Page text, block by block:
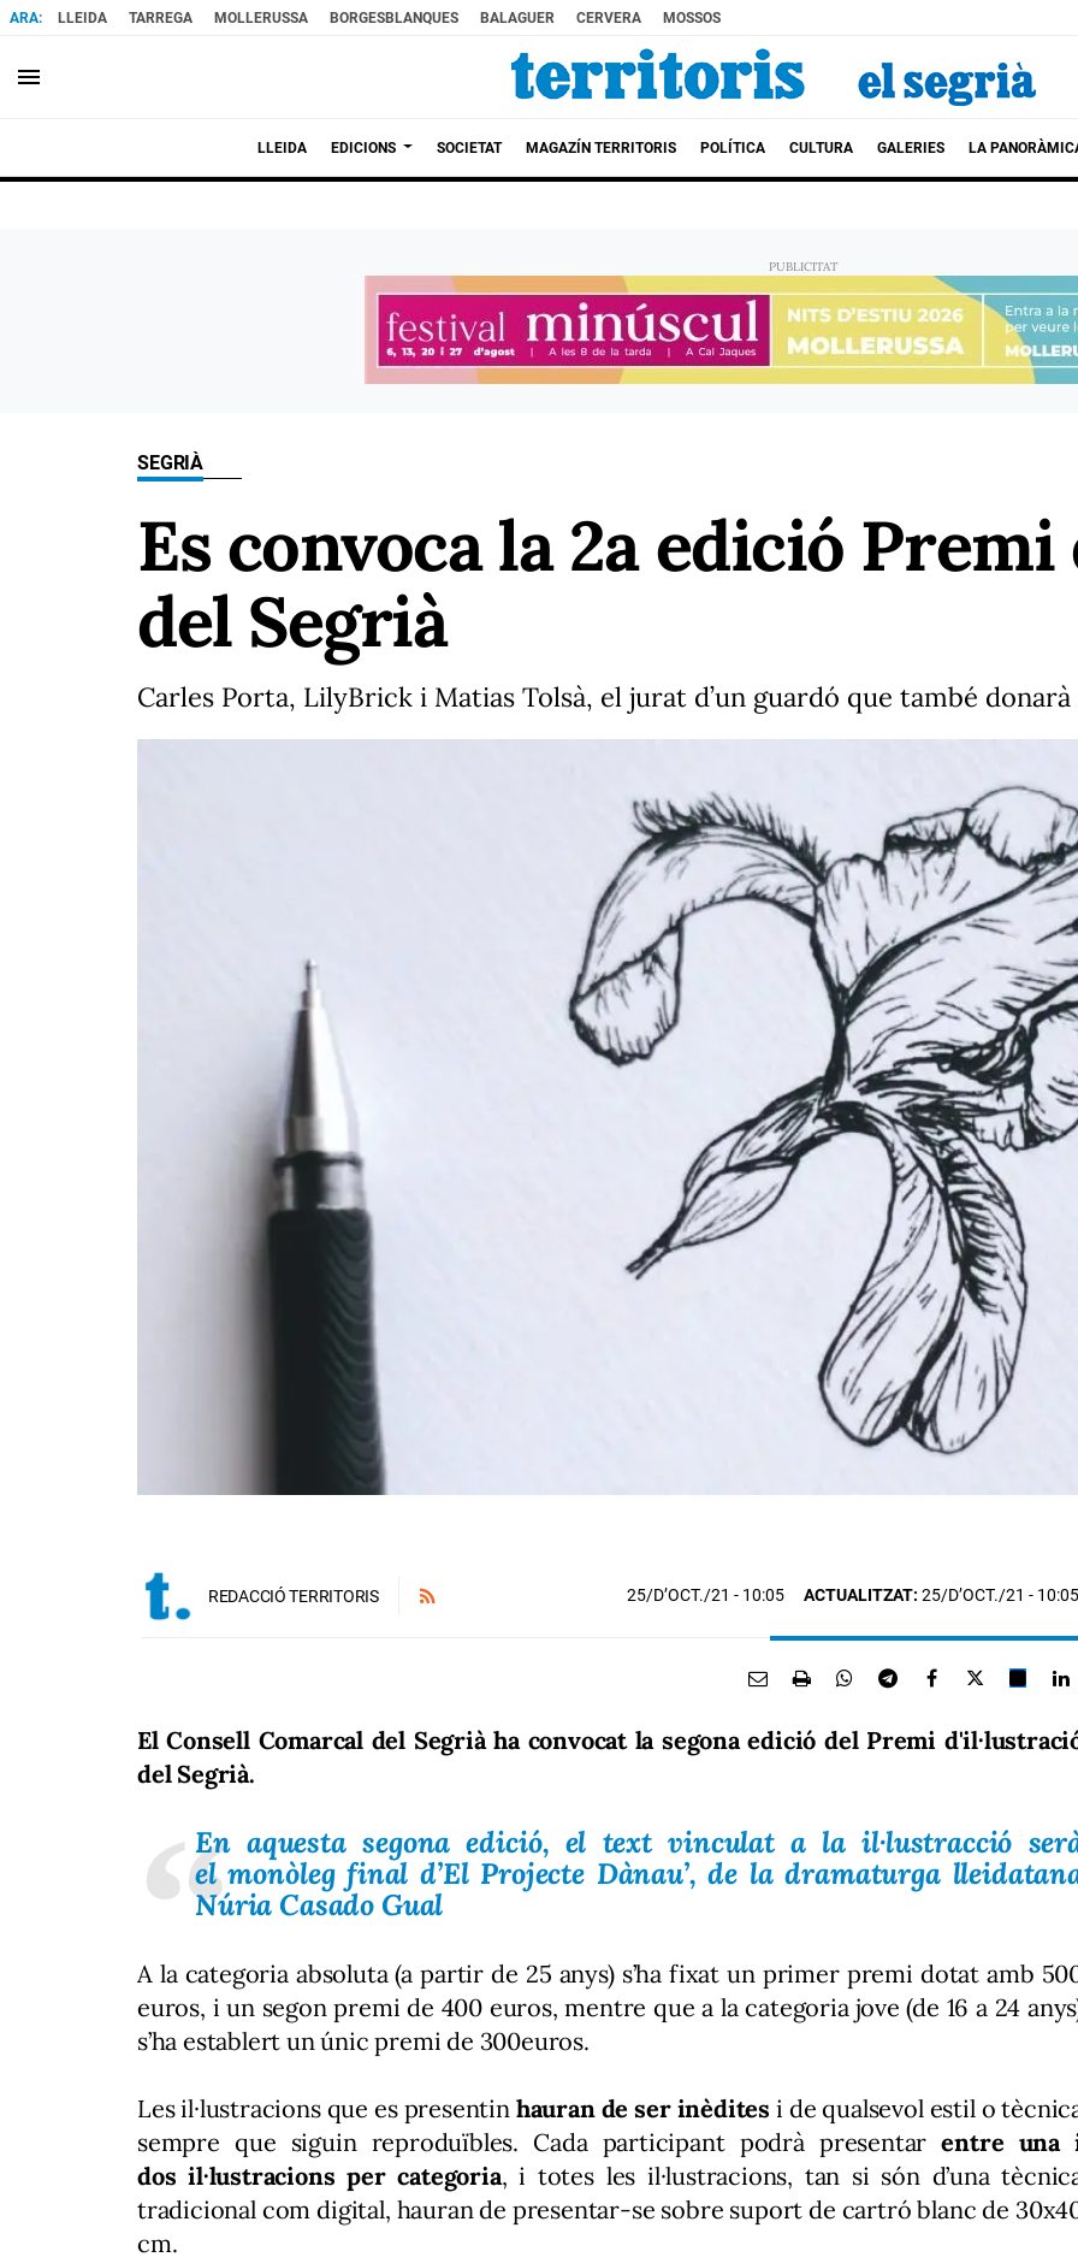
LLEIDA TARREGA MOLLERUSSA BORGESBLANQUES BALAGUER CERVERA MOSSOS
menu
LLEIDA EDICIONS SOCIETAT MAGAZÍN TERRITORIS POLÍTICA CULTURA GALERIES LA
SEGRIÀ
Es convoca la 2a edició
del Segrià
Carles Porta, LilyBrick i Matias Tolsà, el jurat d’un guardó que també
REDACCIÓ TERRITORIS 25/D’OCT./21 - 10:05 ACTUALITZAT: 25/D’OCT./21 - 10:05
El Consell Comarcal del Segrià ha convocat la segona edició del Premi
del Segrià.
En aquesta segona edició, el text vinculat a la il·lustracció
el monòleg final d’El Projecte Dànau’, de la dramaturga
Núria Casado Gual
A la categoria absoluta (a partir de 25 anys) s’ha fixat un primer premi dotat amb
euros, i un segon premi de 400 euros, mentre que a la categoria jove (de 16 a 24
s’ha establert un únic premi de 300euros.
Les il·lustracions que es presentin hauran de ser inèdites i de qualsevol estil o
sempre que siguin reproduïbles. Cada participant podrà presentarentre una
dos il·lustracions per categoria, i totes les il·lustracions, tan si són d’una
tradicional com digital, hauran de presentar-se sobre suport de cartró blanc de
cm.